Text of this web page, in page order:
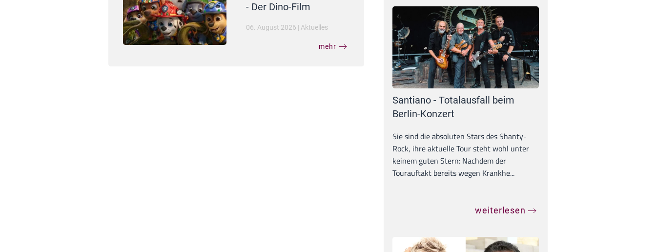
- Der Dino-Film
06. August 2026 | Aktuelles
mehr
Santiano - Totalausfall beim
Berlin-Konzert
Sie sind die absoluten Stars des Shanty-
Rock, ihre aktuelle Tour steht wohl unter
keinem guten Stern: Nachdem der
Tourauftakt bereits wegen Krankhe...
weiterlesen